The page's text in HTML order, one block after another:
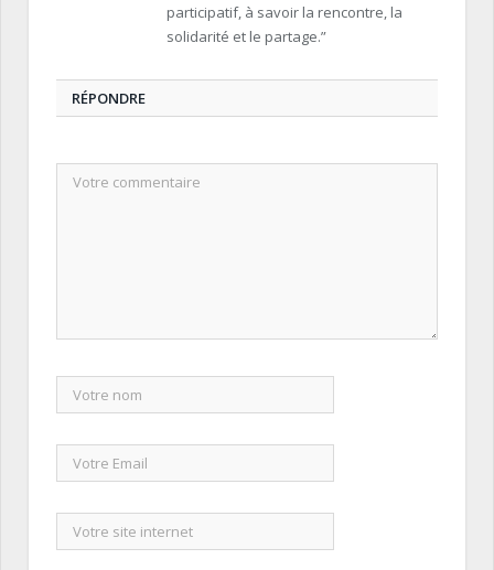
participatif, à savoir la rencontre, la
solidarité et le partage.”
RÉPONDRE